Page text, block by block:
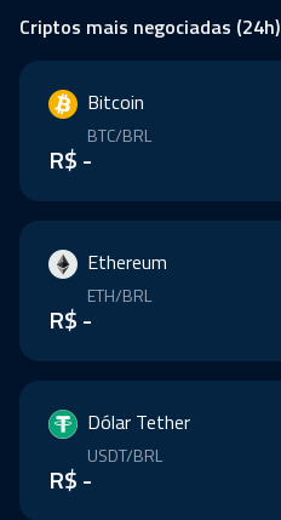
Criptos mais negociadas (24h)
Bitcoin
BTC/BRL
R$ -
Ethereum
ETH/BRL
R$ -
Dólar Tether
USDT/BRL
R$ -